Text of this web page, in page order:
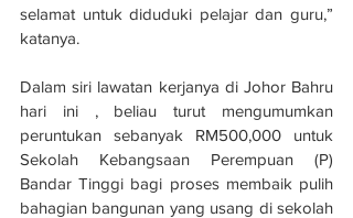
selamat untuk diduduki pelajar dan guru,”
katanya.
Dalam siri lawatan kerjanya di Johor Bahru
hari ini , beliau turut mengumumkan
peruntukan sebanyak RM500,000 untuk
Sekolah Kebangsaan Perempuan (P)
Bandar Tinggi bagi proses membaik pulih
bahagian bangunan yang usang di sekolah